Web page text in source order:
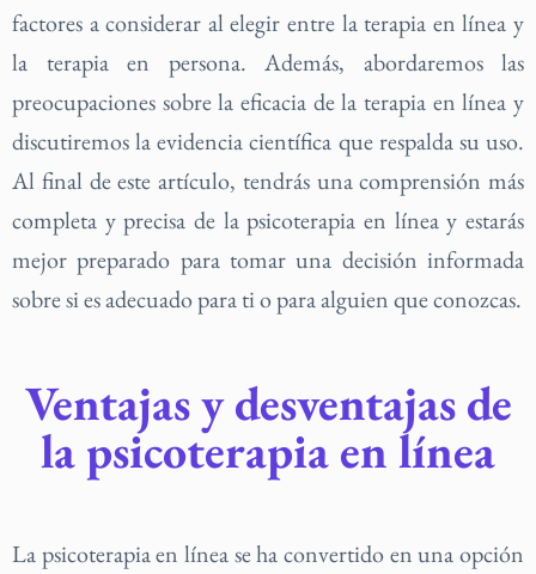
factores a considerar al elegir entre la terapia en línea y
la terapia en persona. Además, abordaremos las
preocupaciones sobre la eficacia de la terapia en línea y
discutiremos la evidencia científica que respalda su uso.
Al final de este artículo, tendrás una comprensión más
completa y precisa de la psicoterapia en línea y estarás
mejor preparado para tomar una decisión informada
sobre si es adecuado para ti o para alguien que conozcas.
Ventajas y desventajas de
la psicoterapia en línea
La psicoterapia en línea se ha convertido en una opción